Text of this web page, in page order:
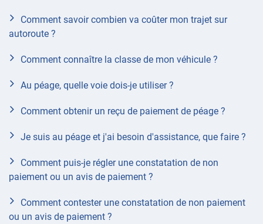
Comment savoir combien va coûter mon trajet sur
autoroute ?
Comment connaître la classe de mon véhicule ?
Au péage, quelle voie dois-je utiliser ?
Comment obtenir un reçu de paiement de péage ?
Je suis au péage et j'ai besoin d'assistance, que faire ?
Comment puis-je régler une constatation de non
paiement ou un avis de paiement ?
Comment contester une constatation de non paiement
ou un avis de paiement ?